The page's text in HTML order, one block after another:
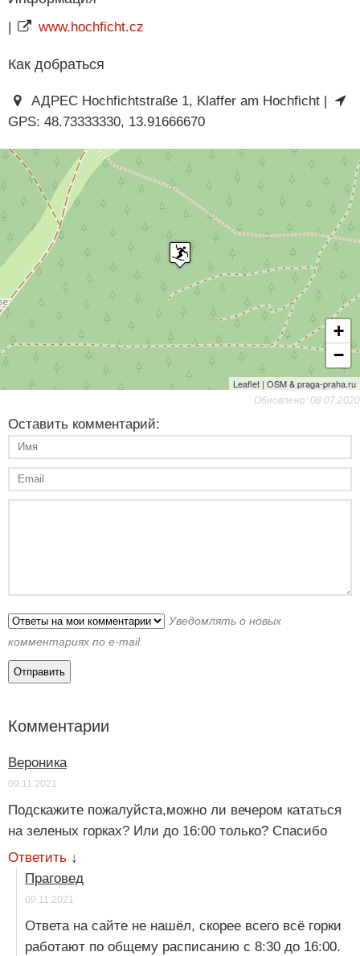
| www.hochficht.cz
Как добраться
АДРЕС Hochfichtstraße 1, Klaffer am Hochficht |
GPS: 48.73333330, 13.91666670
+
−
Leaflet | OSM & praga-praha.ru
Обновлено: 08.07.2020
Оставить комментарий:
Уведомлять о новых
комментариях по e-mail.
Комментарии
Вероника
09.11.2021
Подскажите пожалуйста,можно ли вечером кататься
на зеленых горках? Или до 16:00 только? Спасибо
Ответить ↓
Праговед
09.11.2021
Ответа на сайте не нашёл, скорее всего всё горки
работают по общему расписанию с 8:30 до 16:00.